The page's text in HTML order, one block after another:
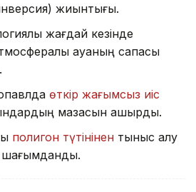
жиынтығы.
жағдай кезінде
ауаның сапасы
өткір жағымсыз иіс
мазасын қашырды.
полигон түтінінен тыныс алу
шағымданды.